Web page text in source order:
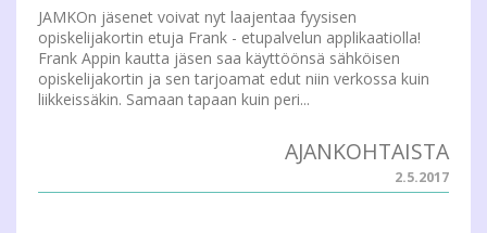
JAMKOn jäsenet voivat nyt laajentaa fyysisen
opiskelijakortin etuja Frank - etupalvelun applikaatiolla!
Frank Appin kautta jäsen saa käyttöönsä sähköisen
opiskelijakortin ja sen tarjoamat edut niin verkossa kuin
liikkeissäkin. Samaan tapaan kuin peri...
AJANKOHTAISTA
2.5.2017